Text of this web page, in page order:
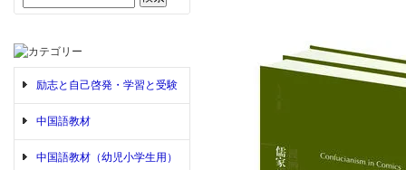
励志と自己啓発・学習と受験
中国語教材
中国語教材（幼児小学生用）